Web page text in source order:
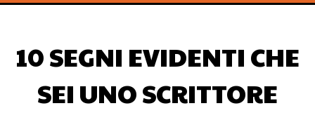
10 SEGNI EVIDENTI CHE
SEI UNO SCRITTORE